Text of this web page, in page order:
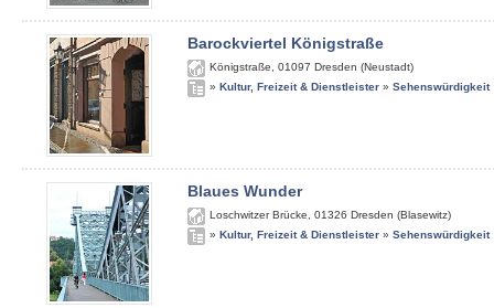
Barockviertel Königstraße
Königstraße 01097 Dresden (Neustadt)
» Kultur, Freizeit & Dienstleister » Sehenswürdigkeit
Blaues Wunder
Loschwitzer Brücke 01326 Dresden (Blasewitz)
» Kultur, Freizeit & Dienstleister » Sehenswürdigkeit